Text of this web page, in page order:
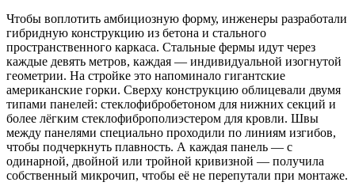
Чтобы воплотить амбициозную форму, инженеры разработали
гибридную конструкцию из бетона и стального
пространственного каркаса. Стальные фермы идут через
каждые девять метров, каждая — индивидуальной изогнутой
геометрии. На стройке это напоминало гигантские
американские горки. Сверху конструкцию облицевали двумя
типами панелей: стеклофибробетоном для нижних секций и
более лёгким стеклофиброполиэстером для кровли. Швы
между панелями специально проходили по линиям изгибов,
чтобы подчеркнуть плавность. А каждая панель — с
одинарной, двойной или тройной кривизной — получила
собственный микрочип, чтобы её не перепутали при монтаже.